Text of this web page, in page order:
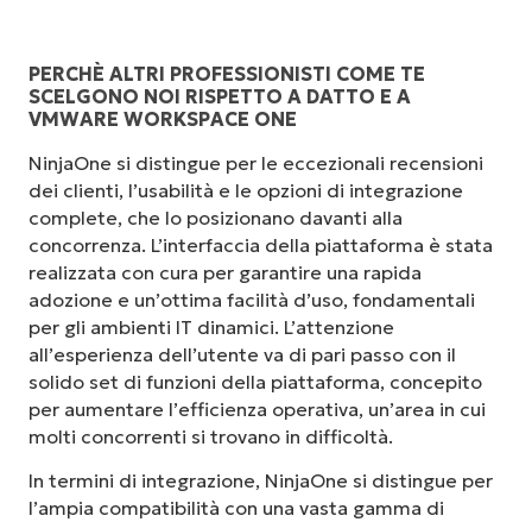
PERCHÈ ALTRI PROFESSIONISTI COME TE
SCELGONO NOI RISPETTO A DATTO E A
VMWARE WORKSPACE ONE
NinjaOne si distingue per le eccezionali recensioni
dei clienti, l’usabilità e le opzioni di integrazione
complete, che lo posizionano davanti alla
concorrenza. L’interfaccia della piattaforma è stata
realizzata con cura per garantire una rapida
adozione e un’ottima facilità d’uso, fondamentali
per gli ambienti IT dinamici. L’attenzione
all’esperienza dell’utente va di pari passo con il
solido set di funzioni della piattaforma, concepito
per aumentare l’efficienza operativa, un’area in cui
molti concorrenti si trovano in difficoltà.
In termini di integrazione, NinjaOne si distingue per
l’ampia compatibilità con una vasta gamma di